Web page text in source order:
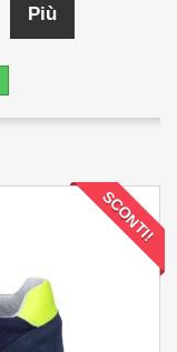
Più
SCONTI!